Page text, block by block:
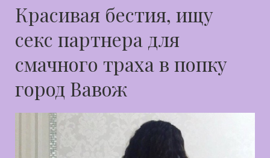
Красивая бестия, ищу
секс партнера для
смачного траха в попку
город Вавож